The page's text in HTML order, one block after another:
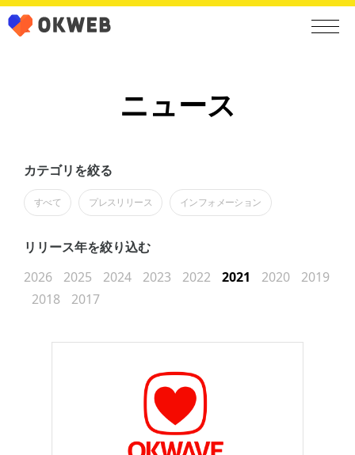
ニュース
カテゴリを絞る
すべて プレスリリース インフォメーション
リリース年を絞り込む
2026
2025 2024 2023 2022 2021 2020
2019
2018
2017